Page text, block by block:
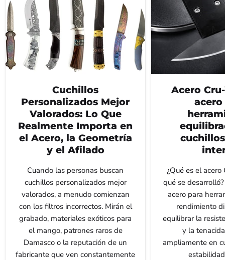
Cuchillos
Personalizados Mejor
Valorados: Lo Que
Realmente Importa en
el Acero, la Geometría
y el Afilado
Cuando las personas buscan
cuchillos personalizados mejor
valorados, a menudo comienzan
con los filtros incorrectos. Mirán el
grabado, materiales exóticos para
el mango, patrones raros de
Damasco o la reputación de un
fabricante que ven constantemente
Acero
acero
¿Qué es el
qué se
acero para
rendimiento
equilibrar la
y la
ampliamente en